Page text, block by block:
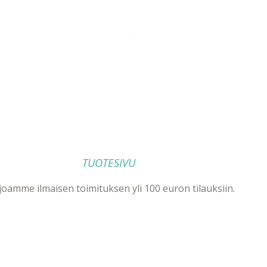
TUOTESIVU
ilmaisen toimituksen yli 100 euron tilauksiin.